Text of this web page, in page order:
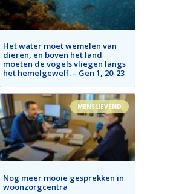
Het water moet wemelen van
dieren, en boven het land
moeten de vogels vliegen langs
het hemelgewelf. – Gen 1, 20-23
MENSLIEVEND
Nog meer mooie gesprekken in
woonzorgcentra